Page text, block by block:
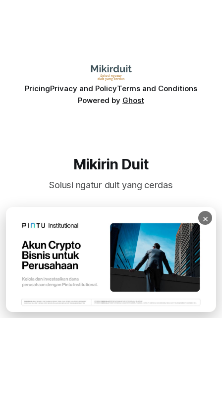
PricingPrivacy and PolicyTerms and Conditions
Powered by Ghost
Mikirin Duit
Solusi ngatur duit yang cerdas
Subscribe
×